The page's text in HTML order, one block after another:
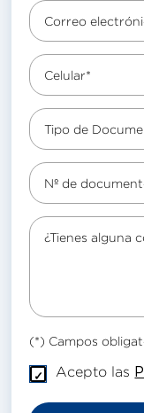
Correo
Celular*
Tipo de
Nº de
¿Tienes alguna
(*) Campos
Acepto las